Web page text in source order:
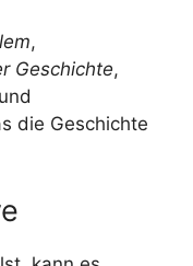
,
Geschichte,
die Geschichte